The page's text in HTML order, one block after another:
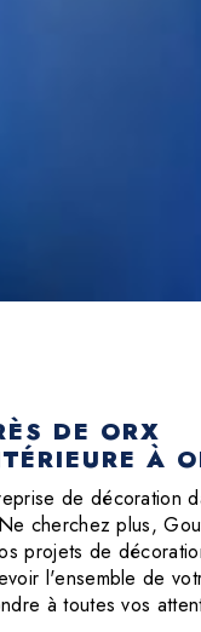
DE ORX
À
de décoration
cherchez plus,
projets de
l'ensemble de
à toutes vos